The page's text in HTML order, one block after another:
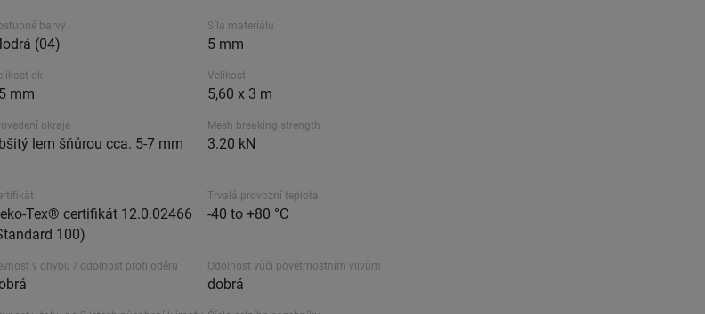
barvy
(04)
Síla materiálu
5 mm
ok
mm
Velikost
5,60 x 3 m
okraje
lem šňůrou cca. 5-7 mm
Mesh breaking strength
3.20 kN
Tex® certifikát 12.0.02466
100)
Trvalá provozní teplota
-40 to +80 °C
v ohybu / odolnost proti oděru Odolnost vůči povětrnostním vlivům
dobrá